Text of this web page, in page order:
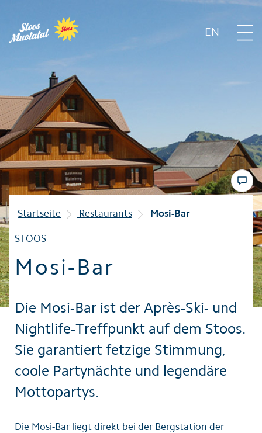
EN
Region
Bergbahnen
Sommer
Winter
Familie
Startseite Restaurants Mosi-Bar
STOOS
Mosi-Bar
Die Mosi-Bar ist der Après-Ski- und
Nightlife-Treffpunkt auf dem Stoos.
Sie garantiert fetzige Stimmung,
coole Partynächte und legendäre
Mottopartys.
Die Mosi-Bar liegt direkt bei der Bergstation der